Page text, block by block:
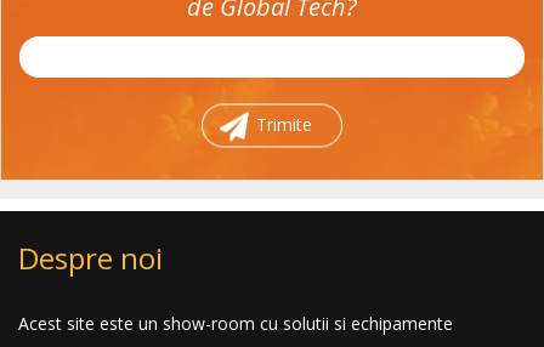
de Global Tech?
Trimite
Despre noi
Acest site este un show-room cu solutii si echipamente